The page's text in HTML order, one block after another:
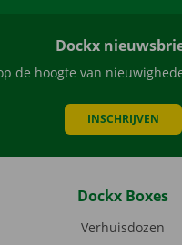
Dockx
de hoogte van
INSCHRIJVEN
Dockx Boxes
Verhuisdozen